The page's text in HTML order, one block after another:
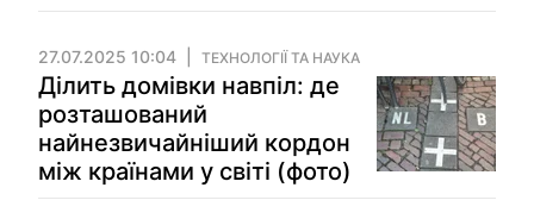
27.07.2025 10:04 ТЕХНОЛОГІЇ ТА НАУКА
Ділить домівки навпіл: де
розташований
найнезвичайніший кордон
між країнами у світі (фото)